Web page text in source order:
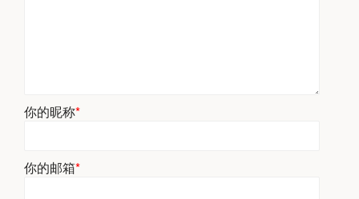
你的昵称*
你的邮箱*